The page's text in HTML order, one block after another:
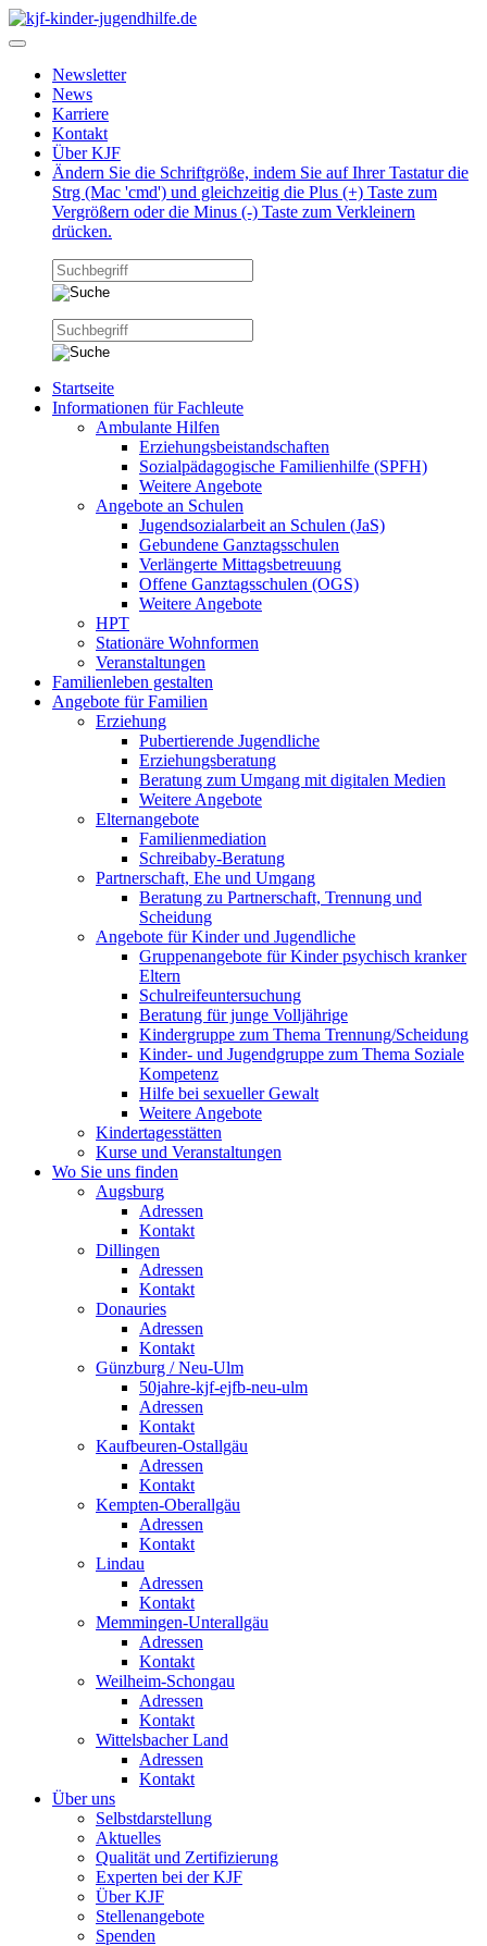
Newsletter
News
Karriere
Kontakt
Über KJF
Ändern Sie die Schriftgröße, indem Sie auf Ihrer Tastatur die
Strg (Mac 'cmd') und gleichzeitig die Plus (+) Taste zum
Vergrößern oder die Minus (-) Taste zum Verkleinern
drücken.
Startseite
Informationen für Fachleute
Ambulante Hilfen
Erziehungsbeistandschaften
Sozialpädagogische Familienhilfe (SPFH)
Weitere Angebote
Angebote an Schulen
Jugendsozialarbeit an Schulen (JaS)
Gebundene Ganztagsschulen
Verlängerte Mittagsbetreuung
Offene Ganztagsschulen (OGS)
Weitere Angebote
HPT
Stationäre Wohnformen
Veranstaltungen
Familienleben gestalten
Angebote für Familien
Erziehung
Pubertierende Jugendliche
Erziehungsberatung
Beratung zum Umgang mit digitalen Medien
Weitere Angebote
Elternangebote
Familienmediation
Schreibaby-Beratung
Partnerschaft, Ehe und Umgang
Beratung zu Partnerschaft, Trennung und
Scheidung
Angebote für Kinder und Jugendliche
Gruppenangebote für Kinder psychisch kranker
Eltern
Schulreifeuntersuchung
Beratung für junge Volljährige
Kindergruppe zum Thema Trennung/Scheidung
Kinder- und Jugendgruppe zum Thema Soziale
Kompetenz
Hilfe bei sexueller Gewalt
Weitere Angebote
Kindertagesstätten
Kurse und Veranstaltungen
Wo Sie uns finden
Augsburg
Adressen
Kontakt
Dillingen
Adressen
Kontakt
Donauries
Adressen
Kontakt
Günzburg / Neu-Ulm
50jahre-kjf-ejfb-neu-ulm
Adressen
Kontakt
Kaufbeuren-Ostallgäu
Adressen
Kontakt
Kempten-Oberallgäu
Adressen
Kontakt
Lindau
Adressen
Kontakt
Memmingen-Unterallgäu
Adressen
Kontakt
Weilheim-Schongau
Adressen
Kontakt
Wittelsbacher Land
Adressen
Kontakt
Über uns
Selbstdarstellung
Aktuelles
Qualität und Zertifizierung
Experten bei der KJF
Über KJF
Stellenangebote
Spenden